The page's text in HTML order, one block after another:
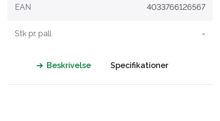
EAN 4033766126567
Stk pr. pall -
Beskrivelse Specifikationer